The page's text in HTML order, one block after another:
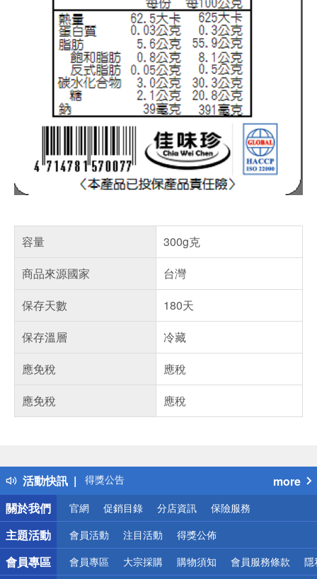
容量
300g克
商品來源國家
台灣
保存天數
180天
保存溫層
冷藏
應免稅
應稅
應免稅
應稅
活動快訊
得獎公告
熱門話題
銀行優惠
偏遠地區配送
詐騙網頁！請小心！
more
關於我們
官網 促銷目錄 分店資訊 保險服務
主題活動 會員活動 注目活動 得獎公佈
會員專區 會員專區 大宗採購 購物須知 會員服務條款 隱